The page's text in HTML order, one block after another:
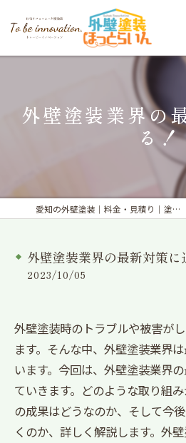
外壁塗装業界の
る！
愛知の外壁塗装｜料金・見積り｜塗り替えなら「株式会社To be innovation.」へ
外壁塗装業界の最新対策に
2023/10/05
外壁塗装時のトラブルや被害が
ます。そんな中、外壁塗装業界
います。今回は、外壁塗装業界
ていきます。どのような取り組
の成果はどうなのか、そして今
くのか、詳しく解説します。外